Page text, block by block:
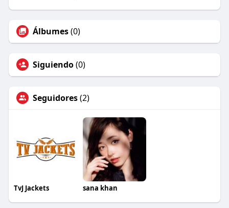
Álbumes(0)
Siguiendo(0)
Seguidores(2)
TvJ Jackets sana khan